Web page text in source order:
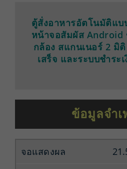
ตู้สั่งอาหารอัตโนมัติแ
หน้าจอสัมผัส Android
กล้อง สแกนเนอร์ 2 มิ
เสร็จ และระบบชำระ
ข้อมูลจำเ
จอแสดงผล